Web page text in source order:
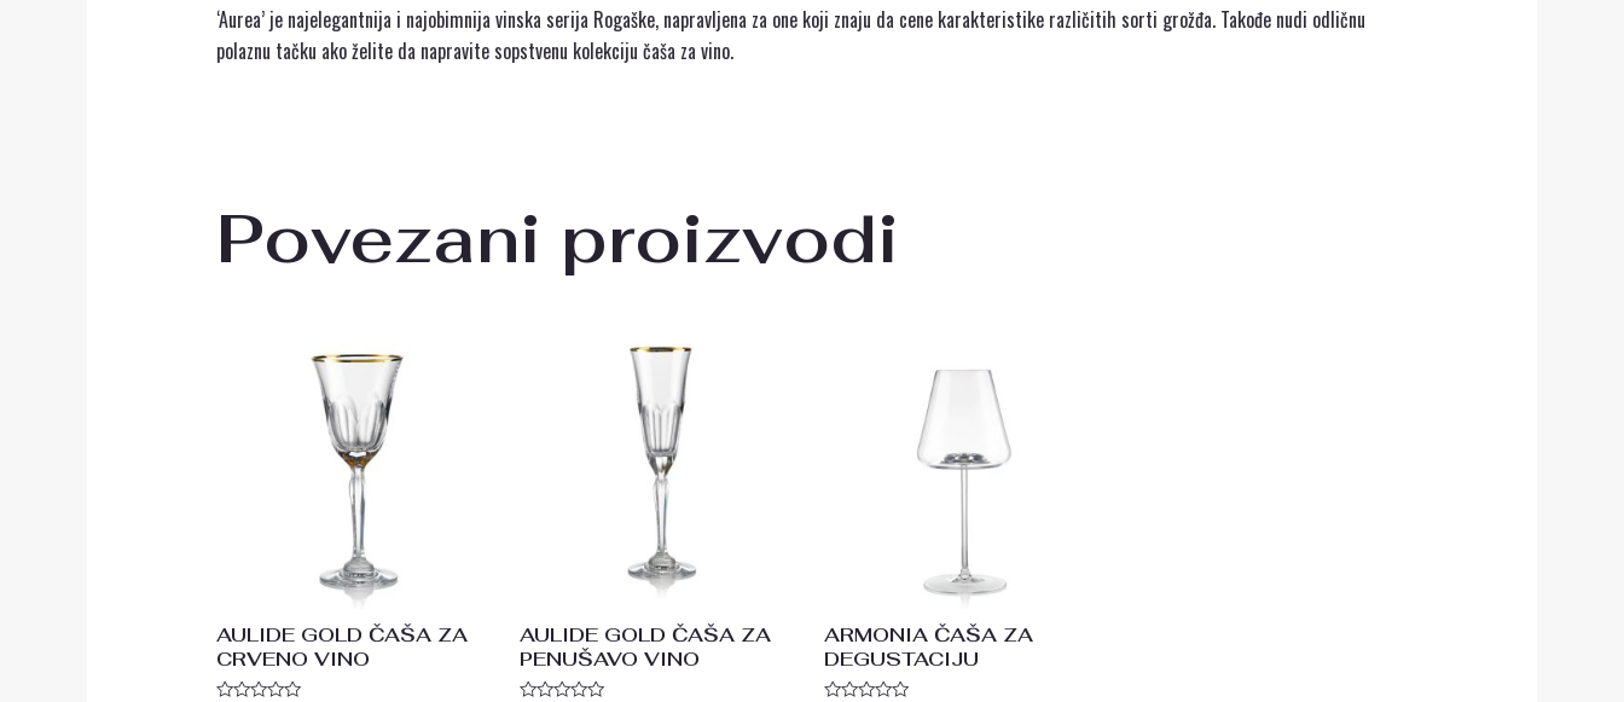
‘Aurea’ je najelegantnija i najobimnija vinska serija Rogaške, napravljena za one koji znaju da cene karakteristike različitih sorti grožđa. Takođe nudi odličnu
polaznu tačku ako želite da napravite sopstvenu kolekciju čaša za vino.
Povezani proizvodi
AULIDE GOLD ČAŠA ZA
CRVENO VINO
AULIDE GOLD ČAŠA ZA
PENUŠAVO VINO
ARMONIA ČAŠA ZA
DEGUSTACIJU